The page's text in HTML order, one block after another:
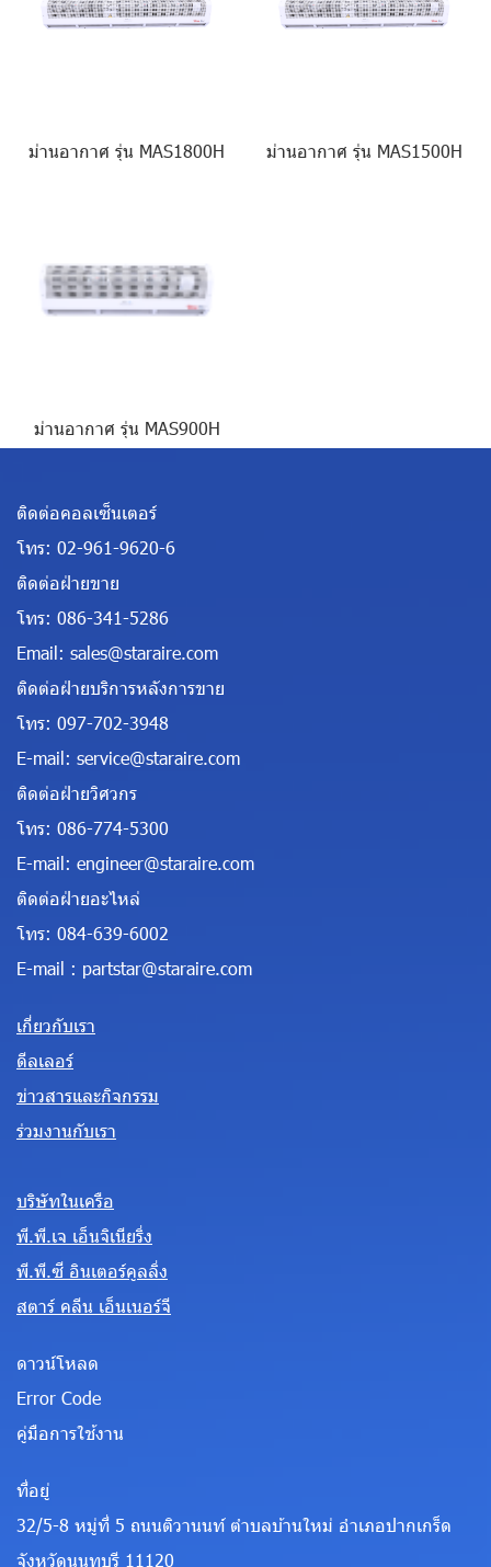
ม่านอากาศ รุ่น MAS1800H ม่านอากาศ รุ่น MAS1500H
ม่านอากาศ รุ่น MAS900H
ติดต่อคอลเซ็นเตอร์
โทร: 02-961-9620-6
ติดต่อฝ่ายขาย
โทร: 086-341-5286
Email: sales@staraire.com
ติดต่อฝ่ายบริการหลังการขาย
โทร: 097-702-3948
E-mail: service@staraire.com
ติดต่อฝ่ายวิศวกร
โทร: 086-774-5300
E-mail: engineer@staraire.com
ติดต่อฝ่ายอะไหล่
โทร: 084-639-6002
E-mail : partstar@staraire.com
เกี่ยวกับเรา
ดีลเลอร์
ข่าวสารและกิจกรรม
ร่วมงานกับเรา
บริษัทในเครือ
พี.พี.เจ เอ็นจิเนียริ่ง
พี.พี.ซี อินเตอร์คูลลิ่ง
สตาร์ คลีน เอ็นเนอร์จี
ดาวน์โหลด
Error Code
คู่มือการใช้งาน
ที่อยู่
32/5-8 หมู่ที่ 5 ถนนติวานนท์ ตำบลบ้านใหม่ อำเภอปากเกร็ด
จังหวัดนนทบุรี 11120